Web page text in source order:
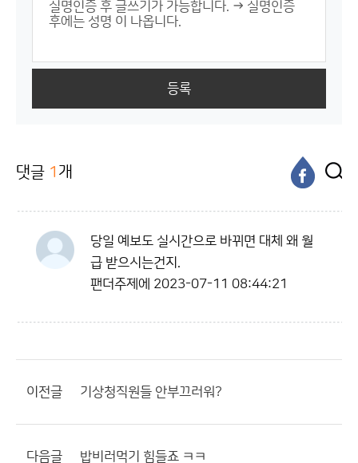
등록
댓글 1 개
당일 예보도 실시간으로 바뀌면 대체 왜 월
급 받으시는건지.
팬더주제에 2023-07-11 08:44:21
이전글 기상청직원들 안부끄러워?
다음글 밥비러먹기 힘들죠 ㅋㅋ